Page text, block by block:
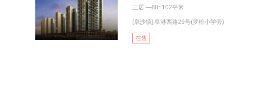
三居 —88~102平米
[阜沙镇] 阜港西路29号(罗松小学旁)
在售